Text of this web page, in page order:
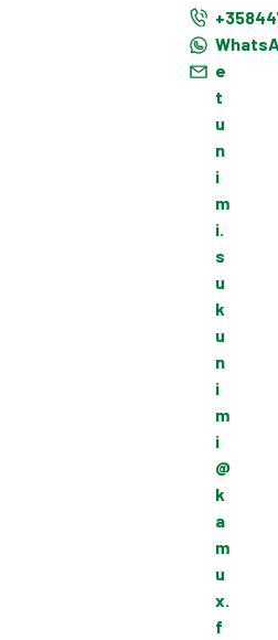
e
t
u
n
i
m
i.
s
u
k
u
n
i
m
i
@
k
a
m
u
x.
f